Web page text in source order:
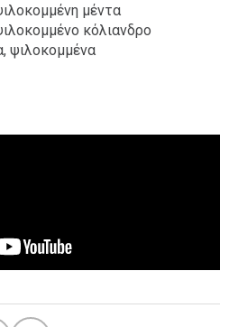
μέντα
κόλιανδρο
ψιλοκομμένα